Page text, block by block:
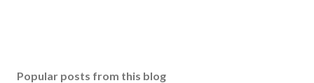
Popular posts from this blog